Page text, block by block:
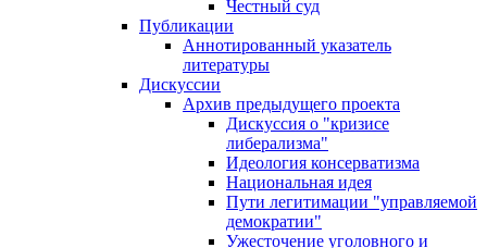
Честный суд
Публикации
Аннотированный указатель
литературы
Дискуссии
Архив предыдущего проекта
Дискуссия о "кризисе
либерализма"
Идеология консерватизма
Национальная идея
Пути легитимации "управляемой
демократии"
Ужесточение уголовного и